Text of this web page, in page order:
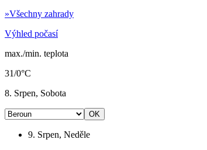
»Všechny zahrady
Výhled počasí
max./min. teplota
31/0°C
8. Srpen, Sobota
9. Srpen, Neděle